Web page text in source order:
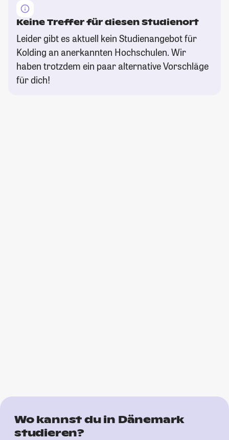
Keine Treffer für diesen Studienort
Leider gibt es aktuell kein Studienangebot für
Kolding an anerkannten Hochschulen. Wir
haben trotzdem ein paar alternative Vorschläge
für dich!
Wo kannst du in Dänemark
studieren?